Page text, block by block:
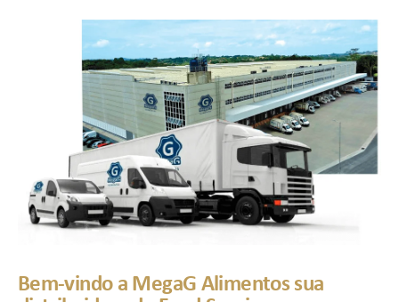
Bem-vindo a MegaG Alimentos sua